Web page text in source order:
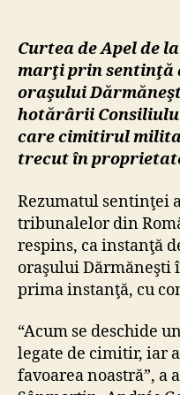
Curtea de Apel de
marţi prin sentinţă
oraşului
hotărârii
care cimitirul
trecut în
Rezumatul sentinţei
tribunalelor din
respins, ca instanţă
oraşului
prima instanţă, cu
“Acum se deschide
legate de cimitir, iar
favoarea noastră”,